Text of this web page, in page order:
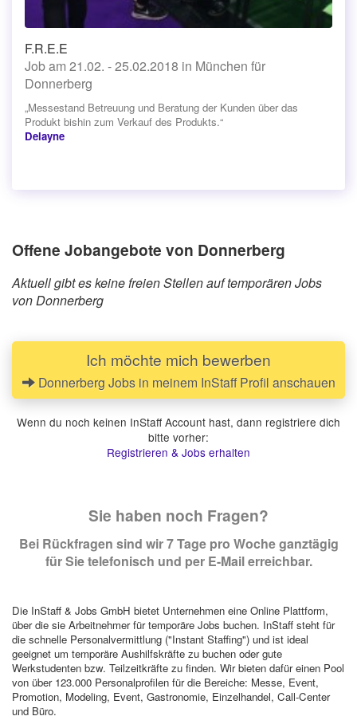
F.R.E.E
Job am 21.02. - 25.02.2018 in München für
Donnerberg
„Messestand Betreuung und Beratung der Kunden über das
Produkt bishin zum Verkauf des Produkts.“
Delayne
Offene Jobangebote von Donnerberg
Aktuell gibt es keine freien Stellen auf temporären Jobs
von Donnerberg
Ich möchte mich bewerben
Donnerberg Jobs in meinem InStaff Profil anschauen
Wenn du noch keinen InStaff Account hast, dann registriere dich
bitte vorher:
Registrieren & Jobs erhalten
Sie haben noch Fragen?
Bei Rückfragen sind wir 7 Tage pro Woche ganztägig
für Sie telefonisch und per E-Mail erreichbar.
Die InStaff & Jobs GmbH bietet Unternehmen eine Online Plattform,
über die sie Arbeitnehmer für temporäre Jobs buchen. InStaff steht für
die schnelle Personalvermittlung ("Instant Staffing") und ist ideal
geeignet um temporäre Aushilfskräfte zu buchen oder gute
Werkstudenten bzw. Teilzeitkräfte zu finden. Wir bieten dafür einen Pool
von über 123.000 Personalprofilen für die Bereiche: Messe, Event,
Promotion, Modeling, Event, Gastronomie, Einzelhandel, Call-Center
und Büro.